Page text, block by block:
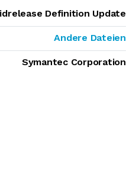
Definition Update
Andere Dateien
Symantec Corporation